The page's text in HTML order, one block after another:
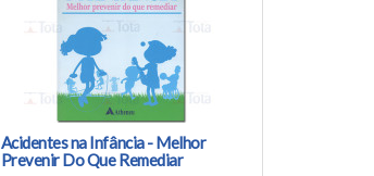
Acidentes na Infância - Melhor
Prevenir Do Que Remediar